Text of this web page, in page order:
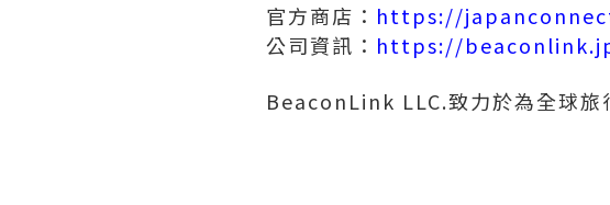
官方商店： https://
公司資訊： https://
BeaconLink LLC.致力於為全球旅